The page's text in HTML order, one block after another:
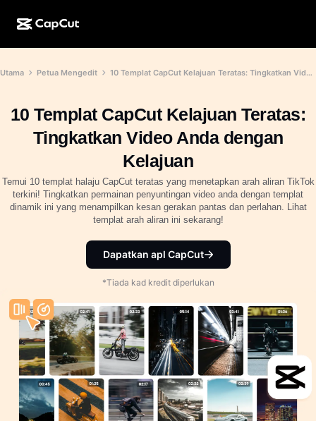
Desktop CapCut
Dalam Talian CapCut
CapCut Pad
Mudah Alih CapCut
AI Dreamina
Ciptaan AI
Studio Video
Penjana imej AI
Peningkat imej AI
Dreamina Seedance 2.5
Nano Banana Pro
Gemini Omni
Teks & Audio
Kapsyen automatik
Templat kapsyen
Ciri
Editor & penjana video
Editor & penjana imej
Penjana & editor suara
Kes penggunaan
Media sosial
Pemasaran
Gaya Hidup & Vlog
Reka bentuk tersuai
Templat media sosial
Templat musim cuti
Lagi
Templat kalendar
Templat ulang tahun
Templat kesan
Templat perniagaan
Templat industri
Templat recap
Perihal
Inisiatif
Sekutu
Program Perintis
Kampus Kreatif CapCut
Bantuan
Pusat Amanah
Pusat Bantuan
Utama Petua Mengedit 10 Templat CapCut Kelajuan Teratas: Tingkatkan Video Anda dengan Kelajuan
10 Templat CapCut Kelajuan Teratas:
Tingkatkan Video Anda dengan
Kelajuan
Temui 10 templat halaju CapCut teratas yang menetapkan arah aliran TikTok
terkini! Tingkatkan permainan penyuntingan video anda dengan templat
dinamik ini yang menampilkan kesan gerakan pantas dan perlahan. Lihat
templat arah aliran ini sekarang!
Dapatkan apl CapCut
*Tiada kad kredit diperlukan